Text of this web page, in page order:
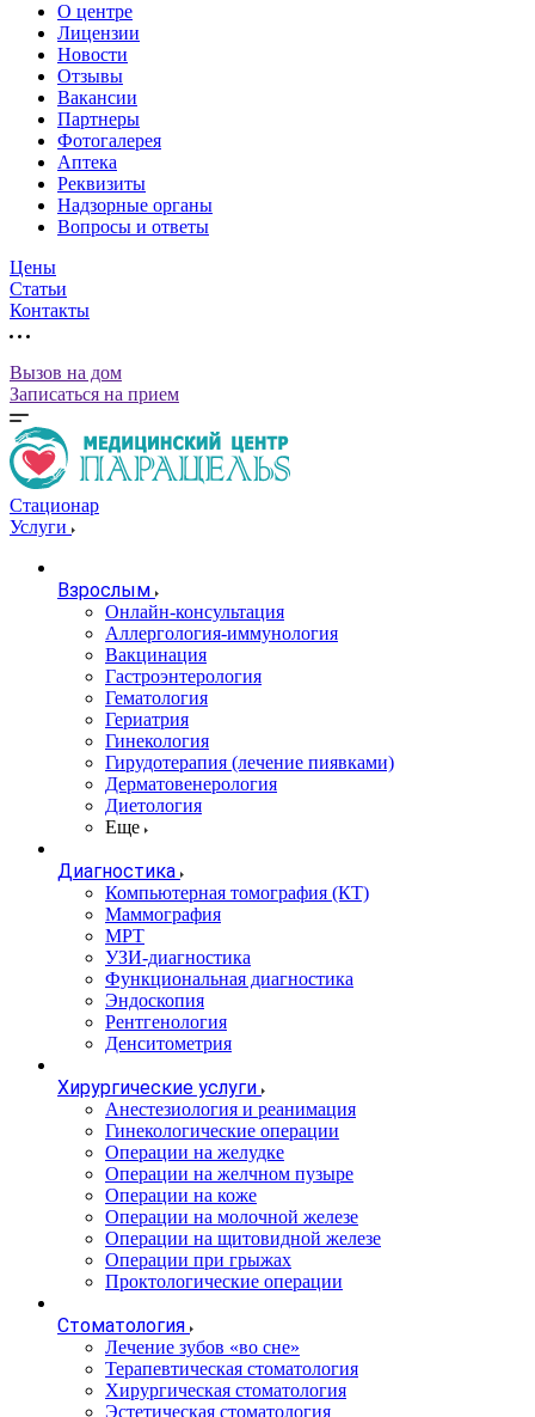
О центре
Лицензии
Новости
Отзывы
Вакансии
Партнеры
Фотогалерея
Аптека
Реквизиты
Надзорные органы
Вопросы и ответы
Цены
Статьи
Контакты
Вызов на дом
Записаться на прием
Стационар
Услуги
Взрослым
Онлайн-консультация
Аллергология-иммунология
Вакцинация
Гастроэнтерология
Гематология
Гериатрия
Гинекология
Гирудотерапия (лечение пиявками)
Дерматовенерология
Диетология
Еще
Диагностика
Компьютерная томография (КТ)
Маммография
МРТ
УЗИ-диагностика
Функциональная диагностика
Эндоскопия
Рентгенология
Денситометрия
Хирургические услуги
Анестезиология и реанимация
Гинекологические операции
Операции на желудке
Операции на желчном пузыре
Операции на коже
Операции на молочной железе
Операции на щитовидной железе
Операции при грыжах
Проктологические операции
Стоматология
Лечение зубов «во сне»
Терапевтическая стоматология
Хирургическая стоматология
Эстетическая стоматология